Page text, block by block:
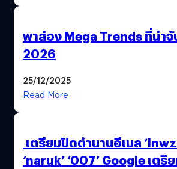
พาส่อง Mega Trends ที่น่าจั
2026
25/12/2025
Read More
เตรียมปิดตำนานอีเมล
‘naruk’ ‘007’ Google เตรี